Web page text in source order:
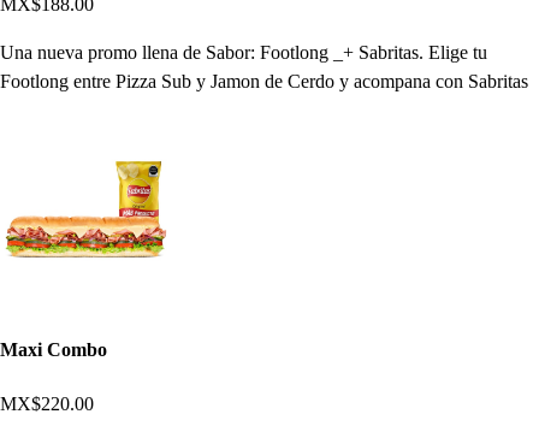
Una nueva promo llena de Sabor: Footlong _+ Sabritas. Elige tu
Footlong entre Pizza Sub y Jamon de Cerdo y acompana con Sabritas
Maxi Combo
MX$220.00